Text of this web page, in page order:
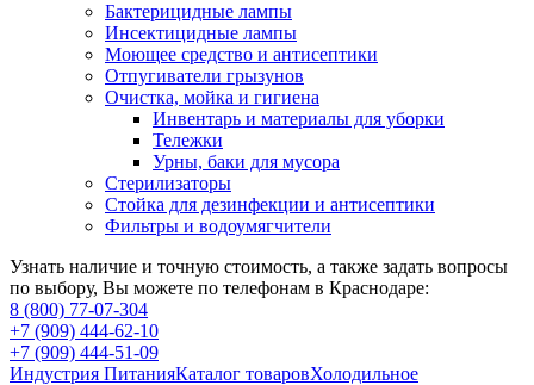
Бактерицидные лампы
Инсектицидные лампы
Моющее средство и антисептики
Отпугиватели грызунов
Очистка, мойка и гигиена
Инвентарь и материалы для уборки
Тележки
Урны, баки для мусора
Стерилизаторы
Стойка для дезинфекции и антисептики
Фильтры и водоумягчители
Узнать наличие и точную стоимость, а также задать вопросы
по выбору, Вы можете по телефонам в Краснодаре:
8 (800) 77-07-304
+7 (909) 444-62-10
+7 (909) 444-51-09
Индустрия ПитанияКаталог товаровХолодильное